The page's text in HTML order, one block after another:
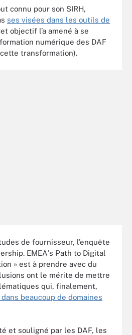
connu pour son SIRH,
ses visées dans les outils de
objectif l’a amené à se
numérique des DAF
cette transformation).
de fournisseur, l’enquête
EMEA's Path to Digital
» est à prendre avec du
ont le mérite de mettre
qui, finalement,
beaucoup de domaines
et souligné par les DAF, les